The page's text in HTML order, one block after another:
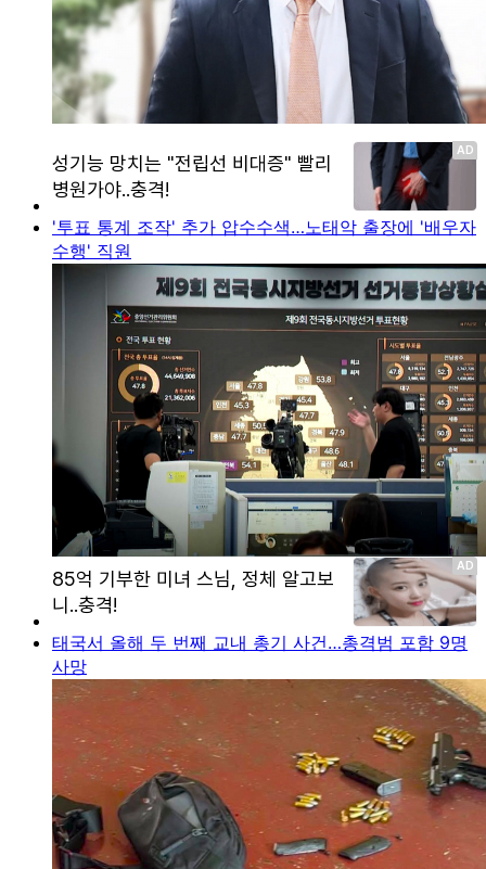
'투표 통계 조작' 추가 압수수색…노태악 출장에 '배우자
수행' 직원
태국서 올해 두 번째 교내 총기 사건…총격범 포함 9명
사망